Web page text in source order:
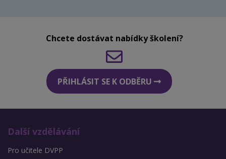
Chcete dostávat nabídky školení?
PŘIHLÁSIT SE K ODBĚRU
Další vzdělávání
Pro učitele DVPP